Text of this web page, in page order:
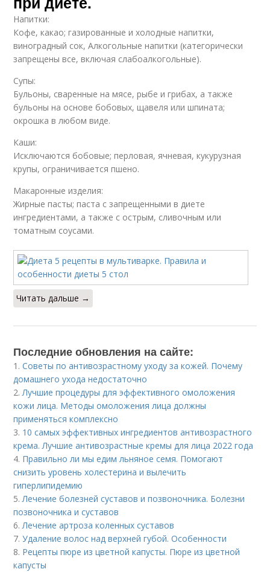
Напитки:
Кофе, какао; газированные и холодные напитки,
виноградный сок, Алкогольные напитки (категорически
запрещены все, включая слабоалкогольные).
Супы:
Бульоны, сваренные на мясе, рыбе и грибах, а также
бульоны на основе бобовых, щавеля или шпината;
окрошка в любом виде.
Каши:
Исключаются бобовые; перловая, ячневая, кукурузная
крупы, ограничивается пшено.
Макаронные изделия:
Жирные пасты; паста с запрещенными в диете
ингредиентами, а также с острым, сливочным или
томатным соусами.
Читать дальше →
Последние обновления на сайте:
1.Советы по антивозрастному уходу за кожей. Почему
домашнего ухода недостаточно
2.Лучшие процедуры для эффективного омоложения
кожи лица. Методы омоложения лица должны
применяться комплексно
3. 10 самых эффективных ингредиентов антивозрастного
крема. Лучшие антивозрастные кремы для лица 2022 года
4. Правильно ли мы едим льняное семя. Помогают
снизить уровень холестерина и вылечить
гиперлипидемию
5.Лечение болезней суставов и позвоночника. Болезни
позвоночника и суставов
6.Лечение артроза коленных суставов
7.Удаление волос над верхней губой. Особенности
8. Рецепты пюре из цветной капусты. Пюре из цветной
капусты